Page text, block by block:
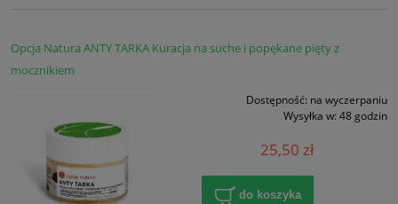
Opcja Natura ANTY TARKA Kuracja na suche i popękane pięty z
mocznikiem
Dostępność: na wyczerpaniu
Wysyłka w: 48 godzin
25,50 zł
do koszyka